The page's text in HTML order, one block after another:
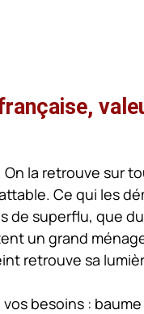
la retrouve sur
Ce qui les
de superflu, que
un grand
retrouve sa
besoins :